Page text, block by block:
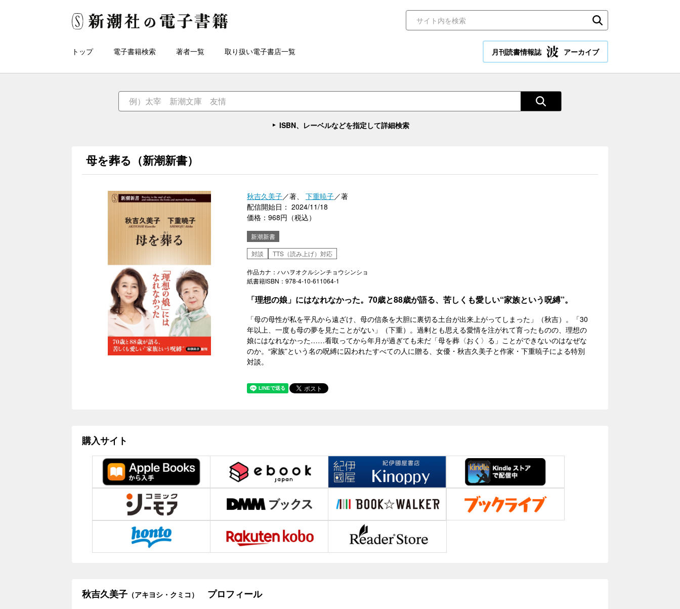
トップ 電子書籍検索 著者一覧 取り扱い電子書店一覧 月刊読書情報誌 アーカイブ
ISBN、レーベルなどを指定して詳細検索
母を葬る（新潮新書）
秋吉久美子／著、 下重暁子／著
配信開始日： 2024/11/18
価格：968円（税込）
新潮新書
対談
TTS（読み上げ）対応
作品カナ：ハハヲオクルシンチョウシンショ
紙書籍ISBN：978-4-10-611064-1
「理想の娘」にはなれなかった。70歳と88歳が語る、苦しくも愛しい“家族という呪縛”。
「母の母性が私を平凡から遠ざけ、母の信条を大胆に裏切る土台が出来上がってしまった」（秋吉）。「30
年以上、一度も母の夢を見たことがない」（下重）。過剰とも思える愛情を注がれて育ったものの、理想の
娘にはなれなかった……看取ってから年月が過ぎても未だ「母を葬〈おく〉る」ことができないのはなぜな
のか。“家族”という名の呪縛に囚われたすべての人に贈る、女優・秋吉久美子と作家・下重暁子による特別
対談。
購入サイト
秋吉久美子 （アキヨシ・クミコ） プロフィール